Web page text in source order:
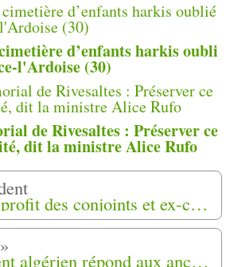
d’enfants harkis oubli
l'Ardoise (30)
de Rivesaltes : Préserver ce
dit la ministre Alice Rufo
L’allocation au profit des conjoints et ex-conjoints survivants de harkis exonérée d’impôt sur le revenu
Le gouvernement algérien répond aux anciens colons / pas d’indemnisation ni de récupération des biens immobiliers pour les pieds-noirs